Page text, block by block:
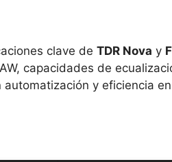
clave de TDR Nova y
capacidades de
y eficiencia